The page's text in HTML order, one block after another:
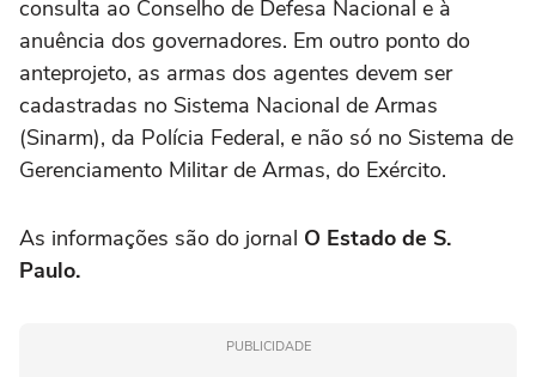
consulta ao Conselho de Defesa Nacional e à
anuência dos governadores. Em outro ponto do
anteprojeto, as armas dos agentes devem ser
cadastradas no Sistema Nacional de Armas
(Sinarm), da Polícia Federal, e não só no Sistema de
Gerenciamento Militar de Armas, do Exército.
As informações são do jornal O Estado de S.
Paulo.
PUBLICIDADE